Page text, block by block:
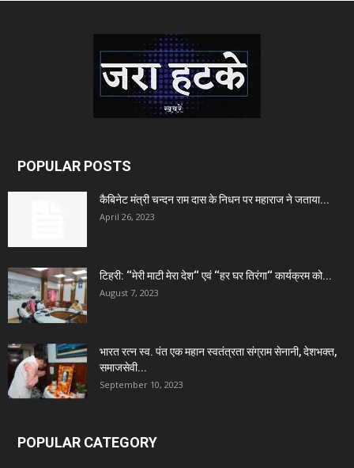
POPULAR POSTS
कैबिनेट मंत्री चन्दन राम दास के निधन पर महाराज ने जताया...
April 26, 2023
टिहरी: ‘‘मेरी माटी मेरा देश‘‘ एवं ‘‘हर घर तिरंगा‘‘ कार्यक्रम को...
August 7, 2023
भारत रत्न स्व. पंत एक महान स्वतंत्रता संग्राम सेनानी, देशभक्त,
समाजसेवी...
September 10, 2023
POPULAR CATEGORY